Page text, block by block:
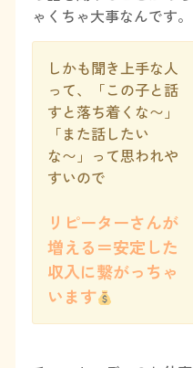
ゃくちゃ大事なんです。
しかも聞き上手な人
って、「この子と話
すと落ち着くな〜」
「また話したい
な〜」って思われや
すいので
リピーターさんが
増える＝安定した
収入に繋がっちゃ
います